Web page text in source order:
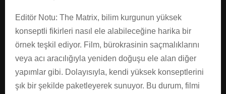
Editör Notu: The Matrix, bilim kurgunun yüksek
konseptli fikirleri nasıl ele alabileceğine harika bir
örnek teşkil ediyor. Film, bürokrasinin saçmalıklarını
veya acı aracılığıyla yeniden doğuşu ele alan diğer
yapımlar gibi. Dolayısıyla, kendi yüksek konseptlerini
şık bir şekilde paketleyerek sunuyor. Bu durum, filmi